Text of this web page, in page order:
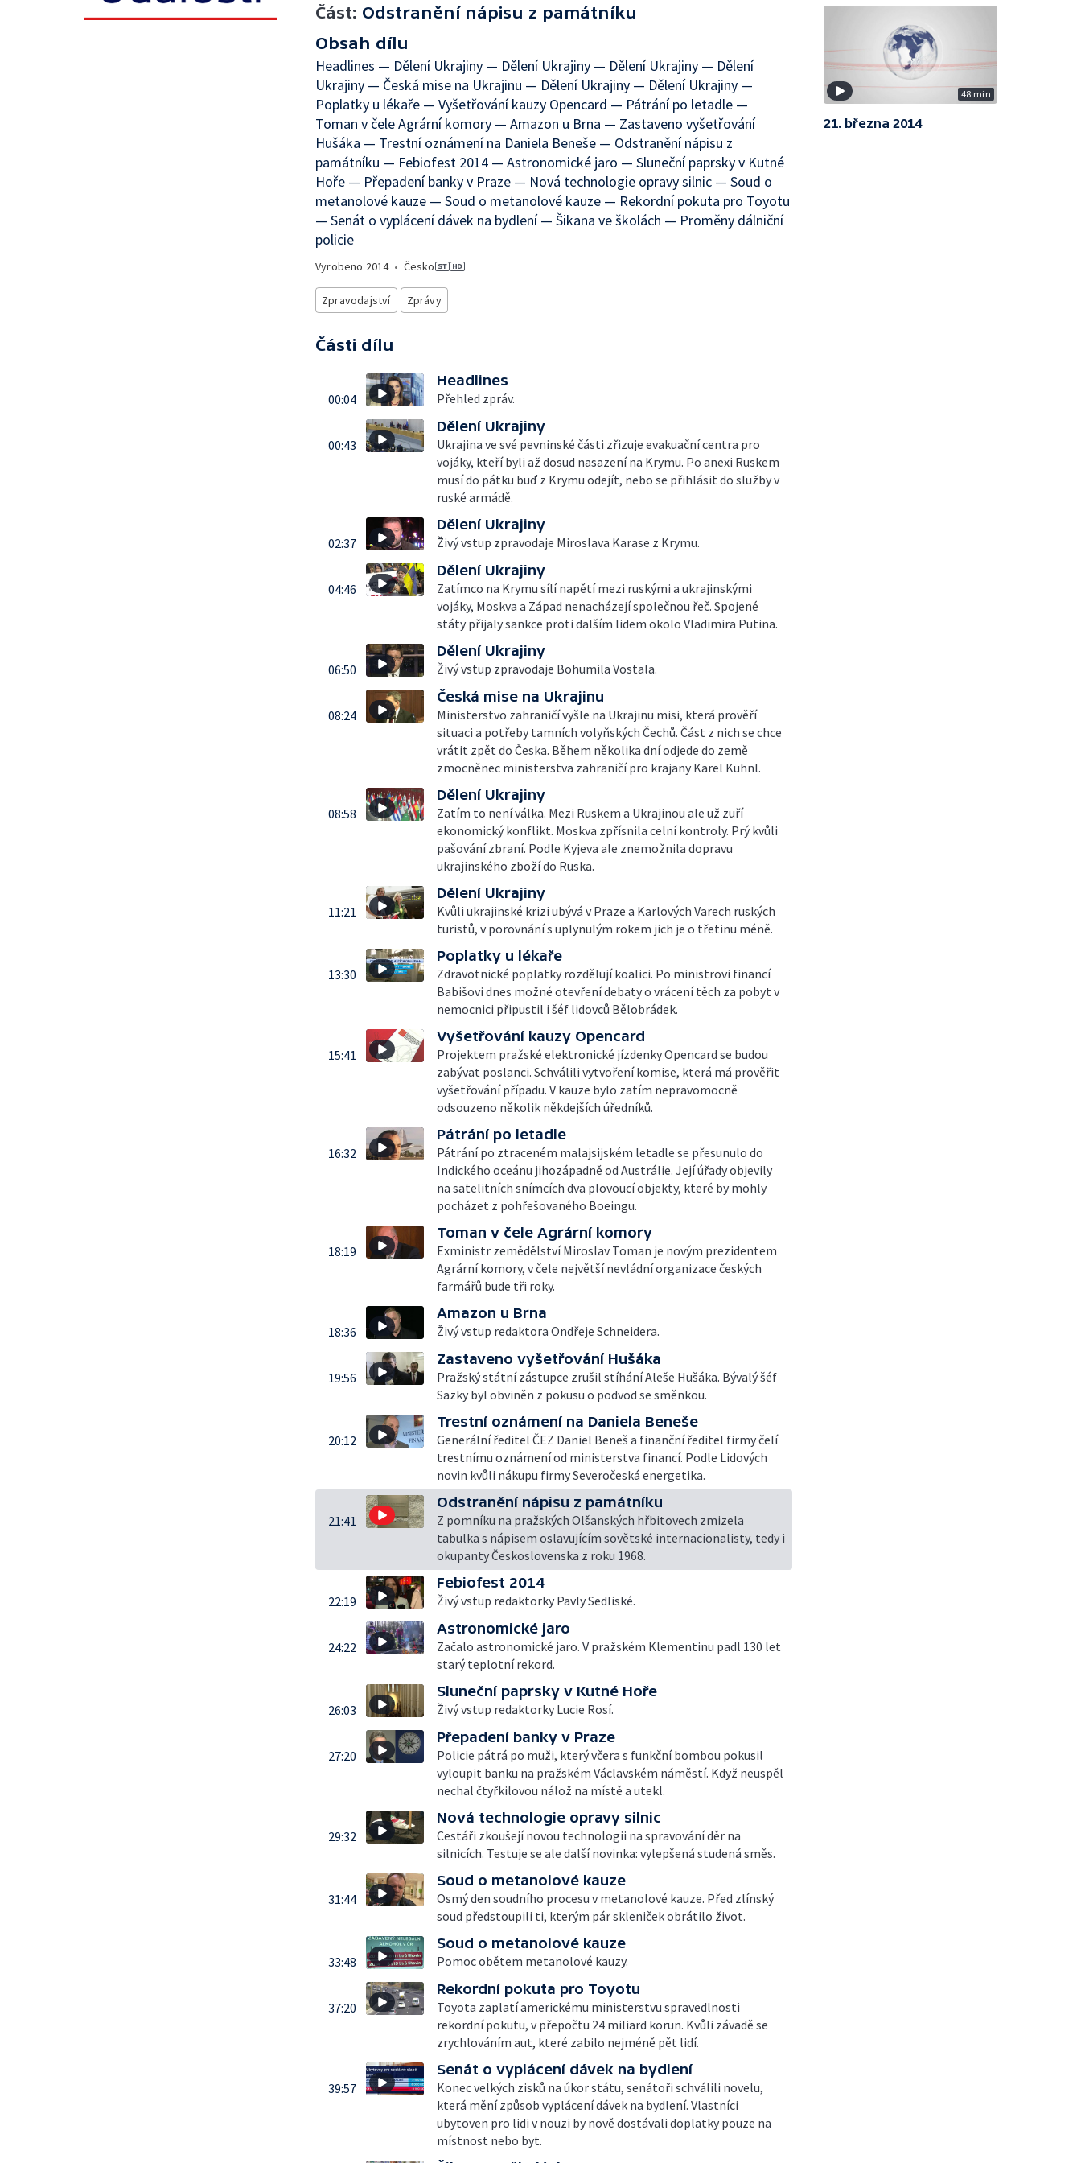
Část: Odstranění nápisu z památníku
Obsah dílu
Headlines — Dělení Ukrajiny — Dělení Ukrajiny — Dělení Ukrajiny — Dělení
Ukrajiny — Česká mise na Ukrajinu — Dělení Ukrajiny — Dělení Ukrajiny —
Poplatky u lékaře — Vyšetřování kauzy Opencard — Pátrání po letadle —
Toman v čele Agrární komory — Amazon u Brna — Zastaveno vyšetřování
Hušáka — Trestní oznámení na Daniela Beneše — Odstranění nápisu z
památníku — Febiofest 2014 — Astronomické jaro — Sluneční paprsky v Kutné
Hoře — Přepadení banky v Praze — Nová technologie opravy silnic — Soud o
metanolové kauze — Soud o metanolové kauze — Rekordní pokuta pro Toyotu
— Senát o vyplácení dávek na bydlení — Šikana ve školách — Proměny dálniční
policie
Vyrobeno 2014• Česko
Zpravodajství Zprávy
Části dílu
00:04
Headlines
Přehled zpráv.
00:43
Dělení Ukrajiny
Ukrajina ve své pevninské části zřizuje evakuační centra pro
vojáky, kteří byli až dosud nasazení na Krymu. Po anexi Ruskem
musí do pátku buď z Krymu odejít, nebo se přihlásit do služby v
ruské armádě.
02:37
Dělení Ukrajiny
Živý vstup zpravodaje Miroslava Karase z Krymu.
04:46
Dělení Ukrajiny
Zatímco na Krymu sílí napětí mezi ruskými a ukrajinskými
vojáky, Moskva a Západ nenacházejí společnou řeč. Spojené
státy přijaly sankce proti dalším lidem okolo Vladimira Putina.
06:50
Dělení Ukrajiny
Živý vstup zpravodaje Bohumila Vostala.
08:24
Česká mise na Ukrajinu
Ministerstvo zahraničí vyšle na Ukrajinu misi, která prověří
situaci a potřeby tamních volyňských Čechů. Část z nich se chce
vrátit zpět do Česka. Během několika dní odjede do země
zmocněnec ministerstva zahraničí pro krajany Karel Kühnl.
08:58
Dělení Ukrajiny
Zatím to není válka. Mezi Ruskem a Ukrajinou ale už zuří
ekonomický konflikt. Moskva zpřísnila celní kontroly. Prý kvůli
pašování zbraní. Podle Kyjeva ale znemožnila dopravu
ukrajinského zboží do Ruska.
11:21
Dělení Ukrajiny
Kvůli ukrajinské krizi ubývá v Praze a Karlových Varech ruských
turistů, v porovnání s uplynulým rokem jich je o třetinu méně.
13:30
Poplatky u lékaře
Zdravotnické poplatky rozdělují koalici. Po ministrovi financí
Babišovi dnes možné otevření debaty o vrácení těch za pobyt v
nemocnici připustil i šéf lidovců Bělobrádek.
15:41
Vyšetřování kauzy Opencard
Projektem pražské elektronické jízdenky Opencard se budou
zabývat poslanci. Schválili vytvoření komise, která má prověřit
vyšetřování případu. V kauze bylo zatím nepravomocně
odsouzeno několik někdejších úředníků.
16:32
Pátrání po letadle
Pátrání po ztraceném malajsijském letadle se přesunulo do
Indického oceánu jihozápadně od Austrálie. Její úřady objevily
na satelitních snímcích dva plovoucí objekty, které by mohly
pocházet z pohřešovaného Boeingu.
18:19
Toman v čele Agrární komory
Exministr zemědělství Miroslav Toman je novým prezidentem
Agrární komory, v čele největší nevládní organizace českých
farmářů bude tři roky.
18:36
Amazon u Brna
Živý vstup redaktora Ondřeje Schneidera.
19:56
Zastaveno vyšetřování Hušáka
Pražský státní zástupce zrušil stíhání Aleše Hušáka. Bývalý šéf
Sazky byl obviněn z pokusu o podvod se směnkou.
20:12
Trestní oznámení na Daniela Beneše
Generální ředitel ČEZ Daniel Beneš a finanční ředitel firmy čelí
trestnímu oznámení od ministerstva financí. Podle Lidových
novin kvůli nákupu firmy Severočeská energetika.
21:41
Odstranění nápisu z památníku
Z pomníku na pražských Olšanských hřbitovech zmizela
tabulka s nápisem oslavujícím sovětské internacionalisty, tedy i
okupanty Československa z roku 1968.
22:19
Febiofest 2014
Živý vstup redaktorky Pavly Sedliské.
24:22
Astronomické jaro
Začalo astronomické jaro. V pražském Klementinu padl 130 let
starý teplotní rekord.
26:03
Sluneční paprsky v Kutné Hoře
Živý vstup redaktorky Lucie Rosí.
27:20
Přepadení banky v Praze
Policie pátrá po muži, který včera s funkční bombou pokusil
vyloupit banku na pražském Václavském náměstí. Když neuspěl
nechal čtyřkilovou nálož na místě a utekl.
29:32
Nová technologie opravy silnic
Cestáři zkoušejí novou technologii na spravování děr na
silnicích. Testuje se ale další novinka: vylepšená studená směs.
31:44
Soud o metanolové kauze
Osmý den soudního procesu v metanolové kauze. Před zlínský
soud předstoupili ti, kterým pár skleniček obrátilo život.
33:48
Soud o metanolové kauze
Pomoc obětem metanolové kauzy.
37:20
Rekordní pokuta pro Toyotu
Toyota zaplatí americkému ministerstvu spravedlnosti
rekordní pokutu, v přepočtu 24 miliard korun. Kvůli závadě se
zrychlováním aut, které zabilo nejméně pět lidí.
39:57
Senát o vyplácení dávek na bydlení
Konec velkých zisků na úkor státu, senátoři schválili novelu,
která mění způsob vyplácení dávek na bydlení. Vlastníci
ubytoven pro lidi v nouzi by nově dostávali doplatky pouze na
místnost nebo byt.
48 min
21. března 2014